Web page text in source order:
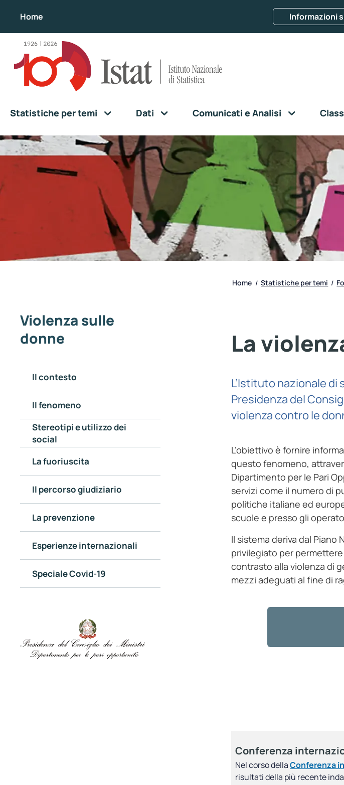
Home Informazioni
Statistiche per temi Dati Comunicati e Analisi
Violenza sulle
donne
Il contesto
Il fenomeno
Stereotipi e utilizzo dei
social
La fuoriuscita
Il percorso giudiziario
La prevenzione
Esperienze internazionali
Speciale Covid-19
Home / Statistiche per temi /
La
L’Istituto nazionale
Presidenza del
violenza contro le
L’obiettivo è fornire
questo fenomeno,
Dipartimento per le Pari
servizi come il numero di
politiche italiane ed
scuole e presso gli
Il sistema deriva dal
privilegiato per
contrasto alla violenza di
mezzi adeguati al fine di
Conferenza
Nel corso dellaConferenza
risultati della più recente